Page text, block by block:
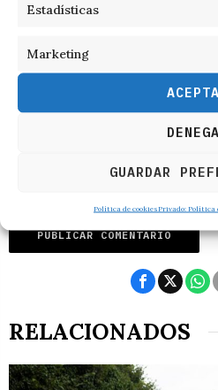
Estadísticas
Marketing
GUARDAR
Política de cookiesPrivado: Política
RELACIONADOS